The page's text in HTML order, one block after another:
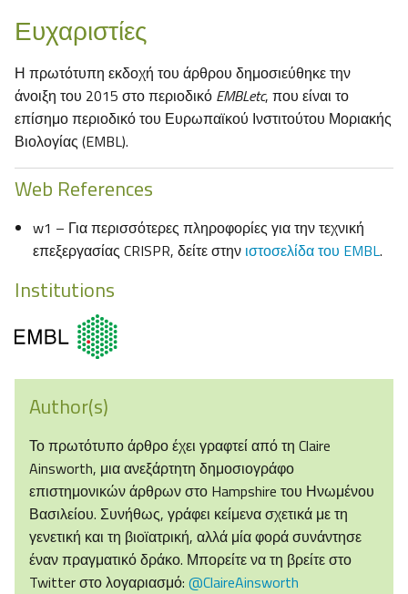
Ευχαριστίες
Η πρωτότυπη εκδοχή του άρθρου δημοσιεύθηκε την
άνοιξη του 2015 στο περιοδικό EMBLetc, που είναι το
επίσημο περιοδικό του Ευρωπαϊκού Ινστιτούτου Μοριακής
Βιολογίας (EMBL).
Web References
w1 – Για περισσότερες πληροφορίες για την τεχνική
επεξεργασίας CRISPR, δείτε στην ιστοσελίδα του EMBL.
Institutions
Author(s)
Το πρωτότυπο άρθρο έχει γραφτεί από τη Claire
Ainsworth, μια ανεξάρτητη δημοσιογράφο
επιστημονικών άρθρων στο Hampshire του Ηνωμένου
Βασιλείου. Συνήθως, γράφει κείμενα σχετικά με τη
γενετική και τη βιοϊατρική, αλλά μία φορά συνάντησε
έναν πραγματικό δράκο. Μπορείτε να τη βρείτε στο
Twitter στο λογαριασμό: @ClaireAinsworth